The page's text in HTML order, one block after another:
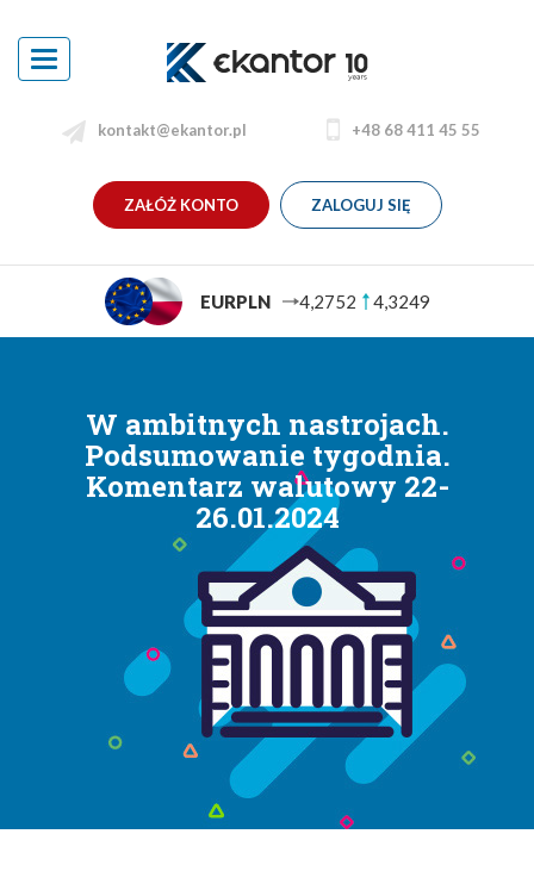
Toggle
navigation
kontakt@ekantor.pl +48 68 411 45 55
ZAŁÓŻ KONTO ZALOGUJ SIĘ
USDPLN 3,6906
W ambitnych nastrojach.
Podsumowanie tygodnia.
Komentarz walutowy 22-
26.01.2024